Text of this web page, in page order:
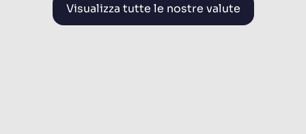
Visualizza tutte le nostre valute